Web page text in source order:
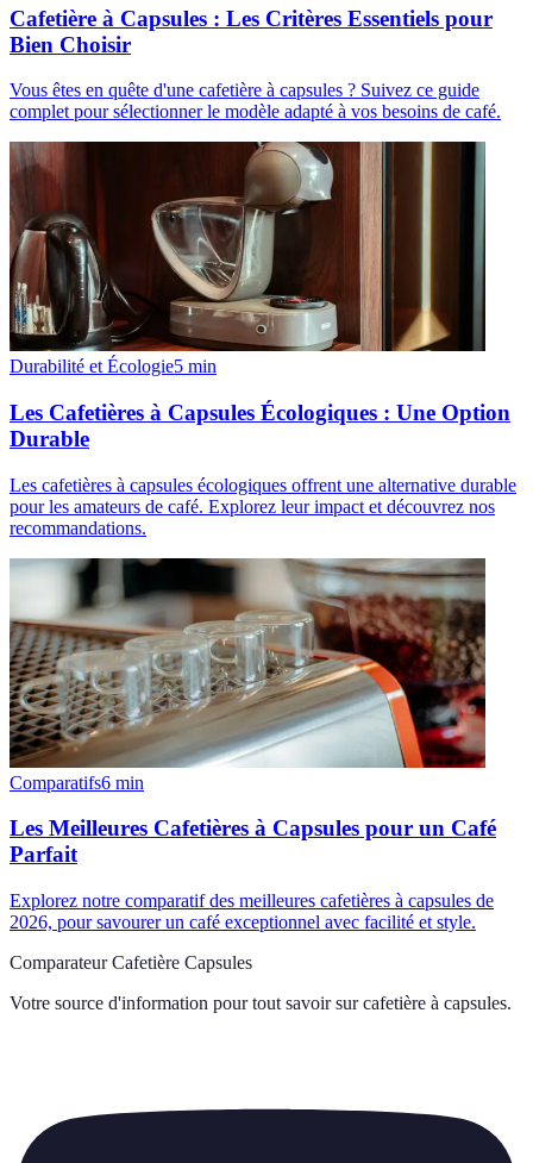
Cafetière à Capsules : Les Critères Essentiels pour
Bien Choisir
Vous êtes en quête d'une cafetière à capsules ? Suivez ce guide
complet pour sélectionner le modèle adapté à vos besoins de café.
Durabilité et Écologie5 min
Les Cafetières à Capsules Écologiques : Une Option
Durable
Les cafetières à capsules écologiques offrent une alternative durable
pour les amateurs de café. Explorez leur impact et découvrez nos
recommandations.
Comparatifs6 min
Les Meilleures Cafetières à Capsules pour un Café
Parfait
Explorez notre comparatif des meilleures cafetières à capsules de
2026, pour savourer un café exceptionnel avec facilité et style.
Comparateur Cafetière Capsules
Votre source d'information pour tout savoir sur cafetière à capsules.